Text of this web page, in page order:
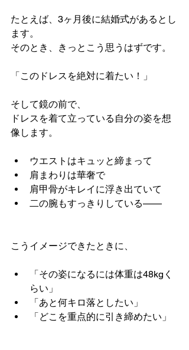
たとえば、3ヶ月後に結婚式があるとし
ます。
そのとき、きっとこう思うはずです。
「このドレスを絶対に着たい！」
そして鏡の前で、
ドレスを着て立っている自分の姿を想
像します。
ウエストはキュッと締まって
肩まわりは華奢で
肩甲骨がキレイに浮き出ていて
二の腕もすっきりしている——
こうイメージできたときに、
「その姿になるには体重は48kgく
らい」
「あと何キロ落としたい」
「どこを重点的に引き締めたい」